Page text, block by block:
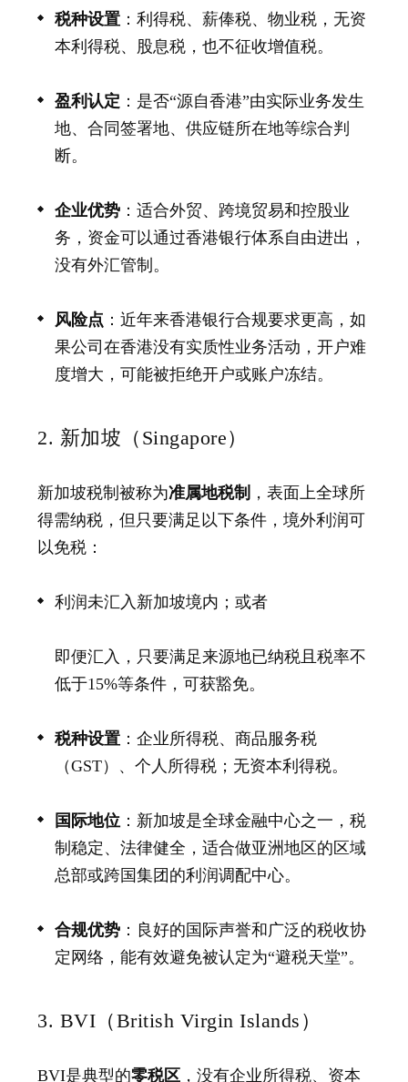
税种设置：利得税、薪俸税、物业税，无资
本利得税、股息税，也不征收增值税。
盈利认定 ：是否“源自香港”由实际业务发生
地、合同签署地、供应链所在地等综合判
断。
企业优势：适合外贸、跨境贸易和控股业
务，资金可以通过香港银行体系自由进出，
没有外汇管制。
风险点 ：近年来香港银行合规要求更高，如
果公司在香港没有实质性业务活动，开户难
度增大，可能被拒绝开户或账户冻结。
2. 新加坡（Singapore）
新加坡税制被称为准属地税制 ，表面上全球所
得需纳税，但只要满足以下条件，境外利润可
以免税：
利润未汇入新加坡境内；或者
即便汇入，只要满足来源地已纳税且税率不
低于15%等条件，可获豁免。
税种设置：企业所得税、商品服务税
（GST）、个人所得税；无资本利得税。
国际地位：新加坡是全球金融中心之一，税
制稳定、法律健全，适合做亚洲地区的区域
总部或跨国集团的利润调配中心。
合规优势：良好的国际声誉和广泛的税收协
定网络，能有效避免被认定为“避税天堂”。
3. BVI（British Virgin Islands）
BVI是典型的零税区 ，没有企业所得税、资本